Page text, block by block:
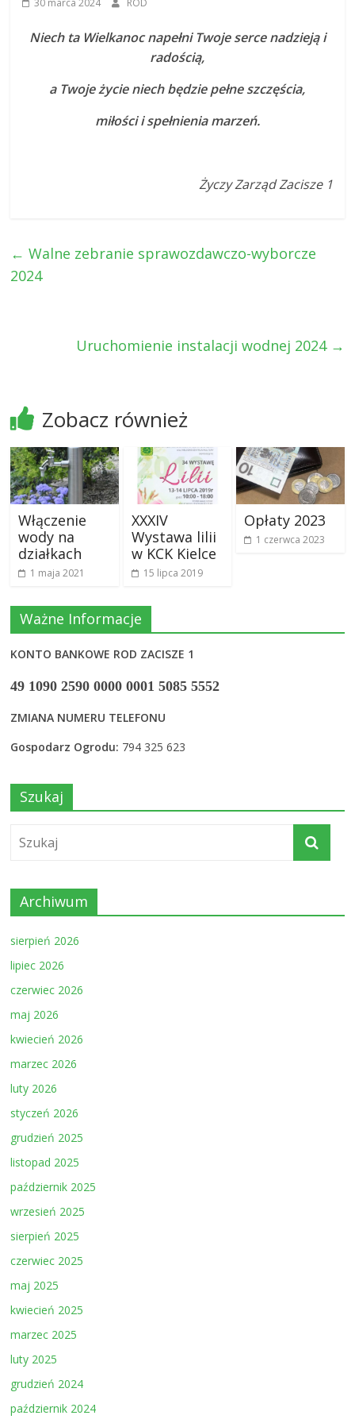
30 marca 2024 ROD
Niech ta Wielkanoc napełni Twoje serce nadzieją i
radością,
a Twoje życie niech będzie pełne szczęścia,
miłości i spełnienia marzeń.
Życzy Zarząd Zacisze 1
← Walne zebranie sprawozdawczo-wyborcze
2024
Uruchomienie instalacji wodnej 2024 →
Zobacz również
Włączenie
wody na
działkach
1 maja 2021
XXXIV
Wystawa lilii
w KCK Kielce
15 lipca 2019
Opłaty 2023
1 czerwca 2023
Ważne Informacje
KONTO BANKOWE ROD ZACISZE 1
49 1090 2590 0000 0001 5085 5552
ZMIANA NUMERU TELEFONU
Gospodarz Ogrodu: 794 325 623
Szukaj
Archiwum
sierpień 2026
lipiec 2026
czerwiec 2026
maj 2026
kwiecień 2026
marzec 2026
luty 2026
styczeń 2026
grudzień 2025
listopad 2025
październik 2025
wrzesień 2025
sierpień 2025
czerwiec 2025
maj 2025
kwiecień 2025
marzec 2025
luty 2025
grudzień 2024
październik 2024